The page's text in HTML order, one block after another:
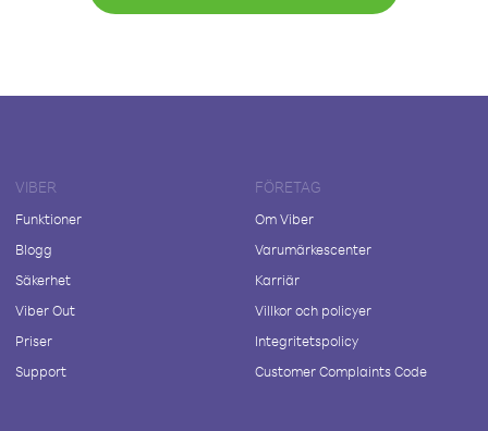
VIBER
Funktioner
Blogg
Säkerhet
Viber Out
Priser
Support
FÖRETAG
Om Viber
Varumärkescenter
Karriär
Villkor och policyer
Integritetspolicy
Customer Complaints Code